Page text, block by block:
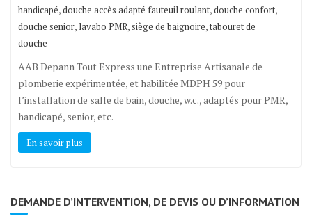
handicapé,douche accès adapté fauteuil roulant,douche confort,
douche senior, lavabo PMR,siège de baignoire,tabouret de
douche
AAB Depann Tout Express une Entreprise Artisanale de
plomberie expérimentée, et habilitée MDPH 59 pour
l’installation de salle de bain, douche, w.c., adaptés pour PMR,
handicapé, senior, etc.
En savoir plus
DEMANDE D’INTERVENTION, DE DEVIS OU D’INFORMATION